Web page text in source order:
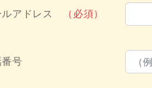
ルアドレス （必須）
番号